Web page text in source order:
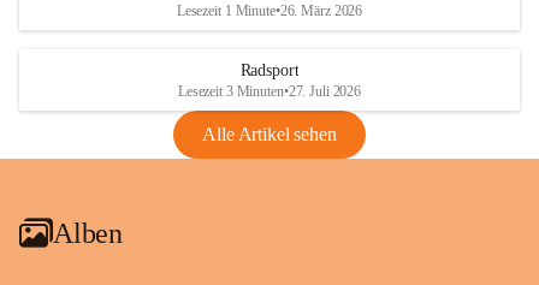
1 Seite•1,4 MB
VBl. EU Nr. 18_2026
Lesezeit 1 Minute•26. März 2026
Radsport
Lesezeit 3 Minuten•27. Juli 2026
Alle Artikel sehen
Alben